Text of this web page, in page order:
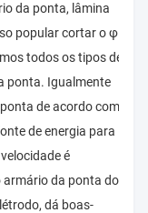
da ponta, lâmina
popular cortar o φ
todos os tipos de
ponta. Igualmente
de acordo com
de energia para
é
armário da ponta do
dá boas-